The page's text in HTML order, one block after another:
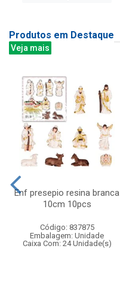
Produtos em Destaque
Veja mais
Enf presepio resina branca
10cm 10pcs
Código: 837875
Embalagem: Unidade
Caixa Com: 24 Unidade(s)